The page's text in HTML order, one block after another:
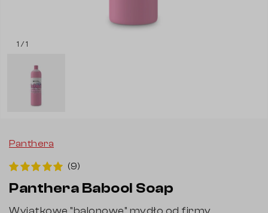
1 / 1
Panthera
(9)
Panthera Babool Soap